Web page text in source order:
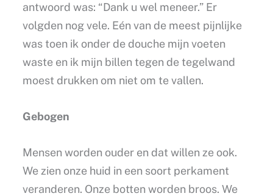
antwoord was: “Dank u wel meneer.” Er
volgden nog vele. Eén van de meest pijnlijke
was toen ik onder de douche mijn voeten
waste en ik mijn billen tegen de tegelwand
moest drukken om niet om te vallen.
Gebogen
Mensen worden ouder en dat willen ze ook.
We zien onze huid in een soort perkament
veranderen. Onze botten worden broos. We